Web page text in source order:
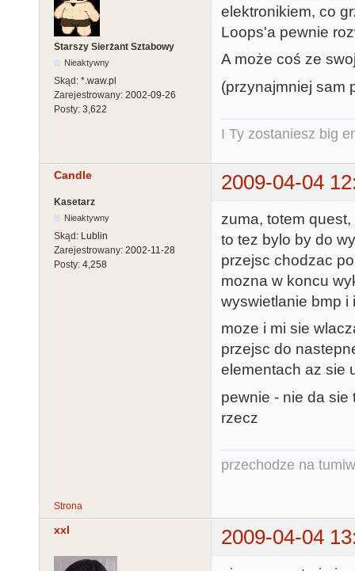
Starszy Sierżant Sztabowy
Nieaktywny
Skąd: *.waw.pl
Zarejestrowany: 2002-09-26
Posty: 3,622
elektronikiem, co
Loops'a pewnie
A może coś ze
(przynajmniej sam
I Ty zostaniesz big
Candle 2009-04-04
Kasetarz
Nieaktywny
Skąd: Lublin
Zarejestrowany: 2002-11-28
Posty: 4,258
zuma, totem
to tez bylo by do
przejsc chodzac
mozna w koncu
wyswietlanie bmp i
moze i mi sie
przejsc do
elementach az sie
pewnie - nie da
rzecz
przechodze na
Strona
xxl 2009-04-04